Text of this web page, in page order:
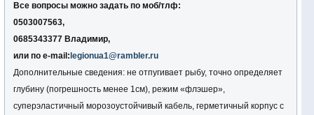
Все вопросы можно задать по моб/тлф:
0503007563,
0685343377 Владимир,
или по e-mail: legionua1@rambler.ru
Дополнительные сведения: не отпугивает рыбу, точно определяет
глубину (погрешность менее 1см), режим «флэшер»,
суперэластичный морозоустойчивый кабель, герметичный корпус с